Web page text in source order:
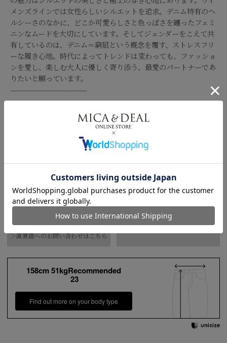
メンズラインでは女性らしいシルエットを追求。デニム特有のヘ
ルシーさのなかに、どこか可愛らしさと色っぽさを纏ったフェミ
ニンなムードを大切にしています。そしてジェンダーをこえて共
有しているのは、デニム＝窮屈という概念を覆す、ストレスフリ
ーな履き心地。時代によってトレンドは変わっても、ファッショ
ンを愛し、楽しむ大人に優しく寄り添う、最愛のパートナーであ
りたいと願っています。
--------------------------------------
*商品画像はできる限り実物の色に近づけるよう徹底しておりま
すが、お使いのデバイスのモニター設定、お部屋の照明等の閲覧
環境により実際の色味と異なって見える場合がございます。
*画像の商品はサンプルです。実際の商品と仕様、加工が若干異
なる場合があります。予めご了承くださいませ。
品番 0325103011
素材
本体：綿81% ポリエステル17% ポリウレタン
2%
革ラベル：牛革
お手入れ方法
水洗い可
*詳しくは商品の洗濯表示にてご確認をお願
い致します。
原産国
日本
【お届け希望日につきまして】
※最短日のお届けとなります。
通常は、平日営業日2～4日以内の発送となります。
また連休時、セール時期などはご希望に添えない場合がございま
す。
予めご了承くださいませ。
＞配送方法・送料について
＞商品・キャンセルについて
＞直営店へのお問い合わせはこちら
サイズガイド
158cm 51kgRecommended
23
Find out more on your body type